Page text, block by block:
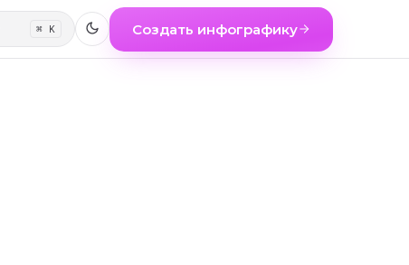
⌘ K Создать инфографику